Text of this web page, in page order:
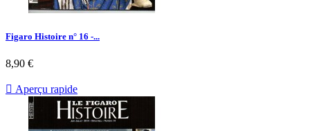
Figaro Histoire n° 16 -...
Prix
8,90 €
 Aperçu rapide